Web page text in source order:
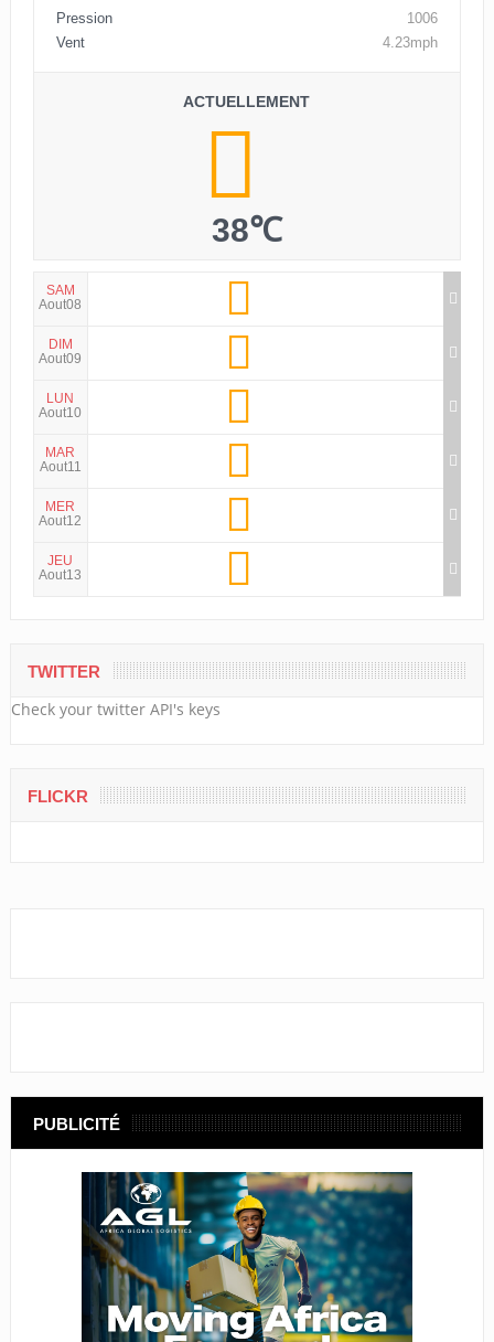
Pression
1006
Vent
4.23mph
ACTUELLEMENT
38℃
SAM
Aout08
DIM
Aout09
LUN
Aout10
MAR
Aout11
MER
Aout12
JEU
Aout13
TWITTER
Check your twitter API's keys
FLICKR
PUBLICITÉ